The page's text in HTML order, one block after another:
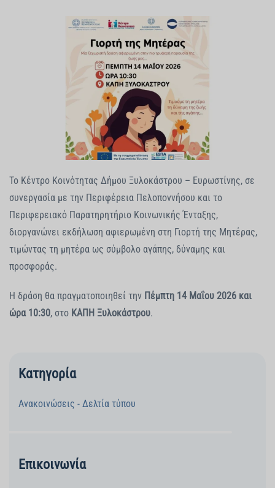
Το Κέντρο Κοινότητας Δήμου Ξυλοκάστρου – Ευρωστίνης, σε
συνεργασία με την Περιφέρεια Πελοποννήσου και το
Περιφερειακό Παρατηρητήριο Κοινωνικής Ένταξης,
διοργανώνει εκδήλωση αφιερωμένη στη Γιορτή της Μητέρας,
τιμώντας τη μητέρα ως σύμβολο αγάπης, δύναμης και
προσφοράς.
Η δράση θα πραγματοποιηθεί την Πέμπτη 14 Μαΐου 2026 και
ώρα 10:30, στο ΚΑΠΗ Ξυλοκάστρου.
Κατηγορία
Ανακοινώσεις - Δελτία τύπου
Επικοινωνία